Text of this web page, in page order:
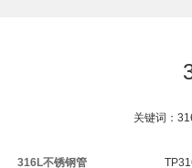
关键词：
316L不锈钢管